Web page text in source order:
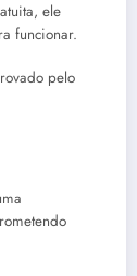
ele
funcionar.
pelo